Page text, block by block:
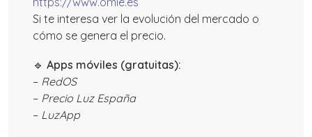
Si te interesa ver la evolución del mercado o
cómo se genera el precio.
🔹 Apps móviles (gratuitas):
– RedOS
– Precio Luz España
– LuzApp